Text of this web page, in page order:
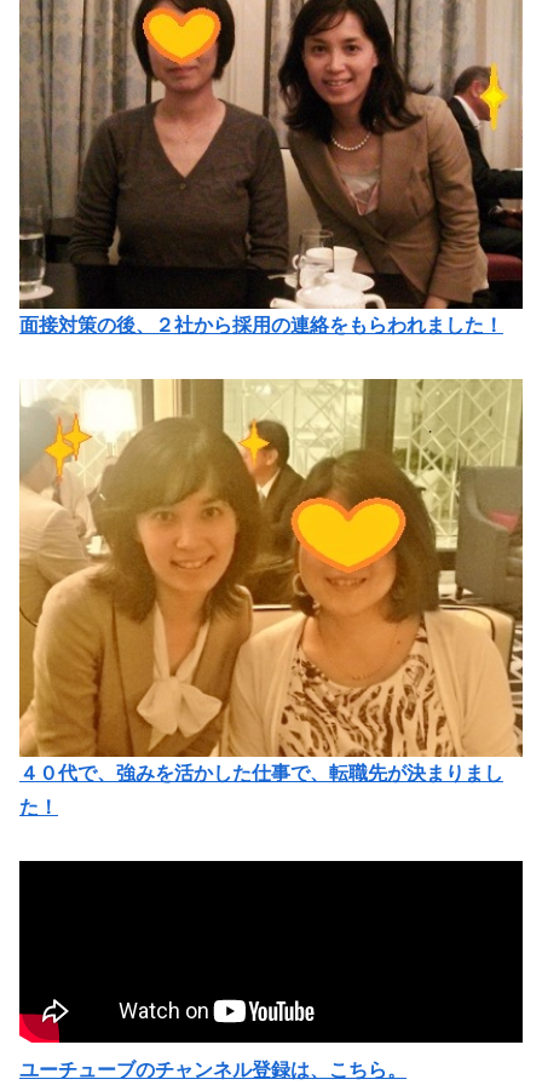
面接対策の後、２社から採用の連絡をもらわれました！
４０代で、強みを活かした仕事で、転職先が決まりまし
た！
ユーチューブのチャンネル登録は、こちら。